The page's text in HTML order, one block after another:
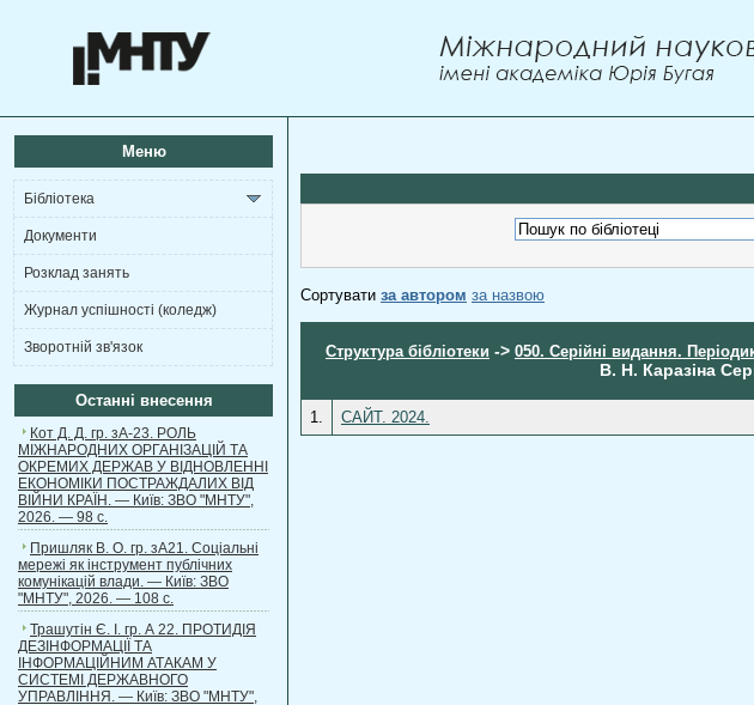
Меню
Бібліотека
Документи
Розклад занять
Журнал успішності (коледж)
Зворотній зв'язок
Останні внесення
Кот Д. Д. гр. зА-23. РОЛЬ
МІЖНАРОДНИХ ОРГАНІЗАЦІЙ ТА
ОКРЕМИХ ДЕРЖАВ У ВІДНОВЛЕННІ
ЕКОНОМІКИ ПОСТРАЖДАЛИХ ВІД
ВІЙНИ КРАЇН. — Київ: ЗВО "МНТУ",
2026. — 98 с.
Пришляк В. О. гр. зА21. Соціальні
мережі як інструмент публічних
комунікацій влади. — Київ: ЗВО
"МНТУ", 2026. — 108 с.
Трашутін Є. І. гр. А 22. ПРОТИДІЯ
ДЕЗІНФОРМАЦІЇ ТА
ІНФОРМАЦІЙНИМ АТАКАМ У
СИСТЕМІ ДЕРЖАВНОГО
УПРАВЛІННЯ. — Київ: ЗВО "МНТУ",
Сортувати за автором за назвою
Структура бібліотеки -> 050. Серійні видання.
В. Н. Каразіна
1. САЙТ. 2024.